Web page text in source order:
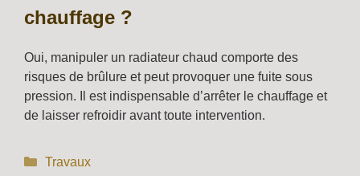
chauffage ?
Oui, manipuler un radiateur chaud comporte des
risques de brûlure et peut provoquer une fuite sous
pression. Il est indispensable d’arrêter le chauffage et
de laisser refroidir avant toute intervention.
Catégories
Travaux